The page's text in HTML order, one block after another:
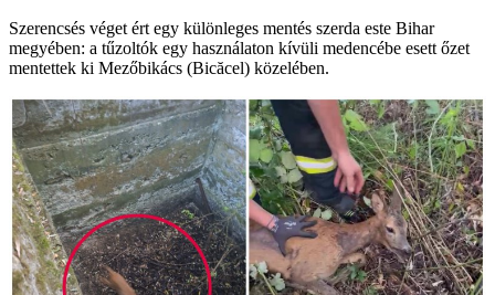
Szerencsés véget ért egy különleges mentés szerda este Bihar
megyében: a tűzoltók egy használaton kívüli medencébe esett őzet
mentettek ki Mezőbikács (Bicăcel) közelében.